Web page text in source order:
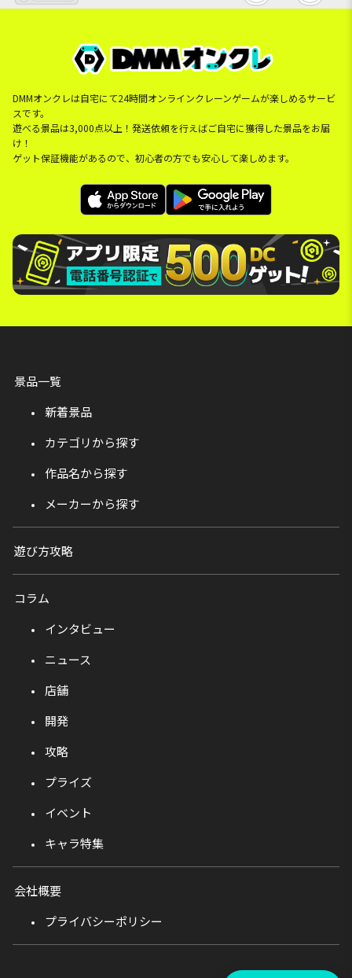
DMMオンクレは自宅にて24時間オンラインクレーンゲームが楽しめるサービ
スです。
遊べる景品は3,000点以上！発送依頼を行えばご自宅に獲得した景品をお届
け！
ゲット保証機能があるので、初心者の方でも安心して楽しめます。
景品一覧
新着景品
カテゴリから探す
作品名から探す
メーカーから探す
遊び方攻略
コラム
インタビュー
ニュース
店舗
開発
攻略
プライズ
イベント
キャラ特集
会社概要
プライバシーポリシー